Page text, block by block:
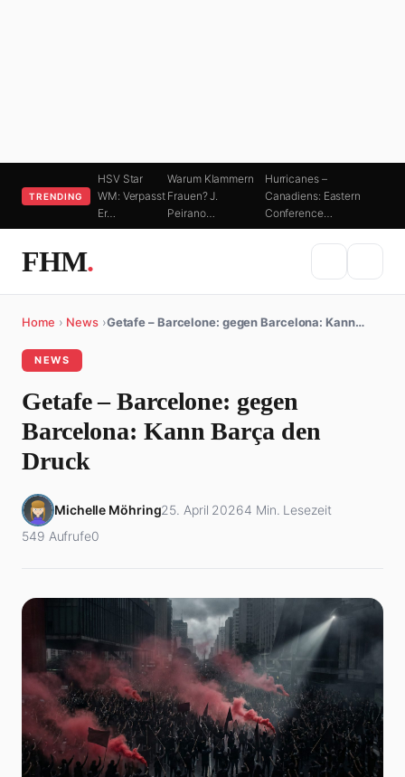
TRENDING
HSV Star
WM: Verpasst
Er…
Warum Klammern
Frauen? J.
Peirano…
Hurricanes –
Canadiens: Eastern
Conference…
FHM.
Home › News ›Getafe – Barcelone: gegen Barcelona: Kann…
NEWS
Getafe – Barcelone: gegen
Barcelona: Kann Barça den
Druck
Michelle Möhring25. April 20264 Min. Lesezeit
549 Aufrufe0